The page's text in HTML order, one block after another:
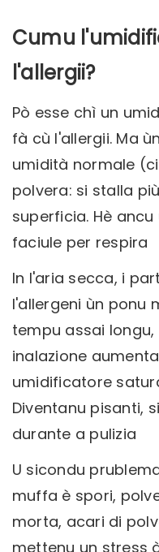
Cumu
l'allergii?
Pò esse chì un
fà cù l'allergii. Ma
umidità normale
polvera: si stalla
superficia. Hè
faciule per respira
In l'aria secca, i
l'allergeni ùn ponu
tempu assai
inalazione
umidificatore
Diventanu pisanti,
durante a pulizia
U sicondu
muffa è spori,
morta, acari di
mettenu un stress